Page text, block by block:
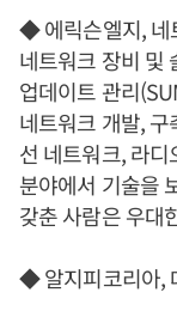
◆ 에릭슨엘지, 네
네트워크 장비 및
업데이트 관리
네트워크 개발,
선 네트워크, 라
분야에서 기술을
갖춘 사람은 우대
◆ 알지피코리아,